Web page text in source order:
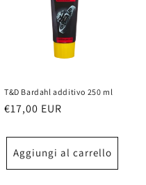
T&D Bardahl additivo 250 ml
Prezzo
listino
€17,00 EUR
Aggiungi al carrello